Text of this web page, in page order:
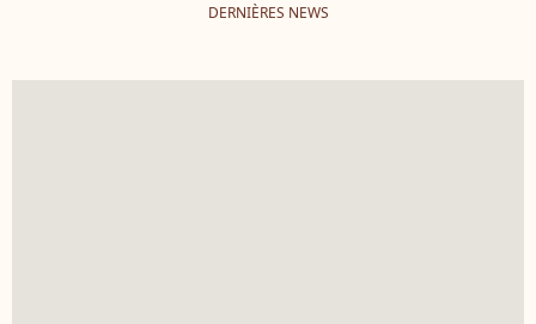
DERNIÈRES NEWS